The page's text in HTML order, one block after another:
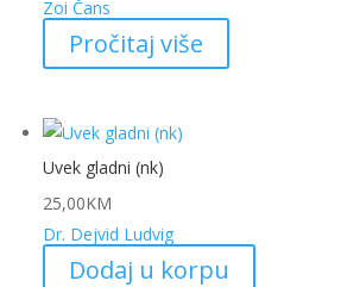
Zoi Čans
Pročitaj više
Uvek gladni (nk)
25,00KM
Dr. Dejvid Ludvig
Dodaj u korpu